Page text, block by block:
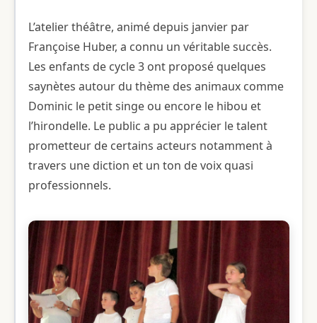
L’atelier théâtre, animé depuis janvier par
Françoise Huber, a connu un véritable succès.
Les enfants de cycle 3 ont proposé quelques
saynètes autour du thème des animaux comme
Dominic le petit singe ou encore le hibou et
l’hirondelle. Le public a pu apprécier le talent
prometteur de certains acteurs notamment à
travers une diction et un ton de voix quasi
professionnels.